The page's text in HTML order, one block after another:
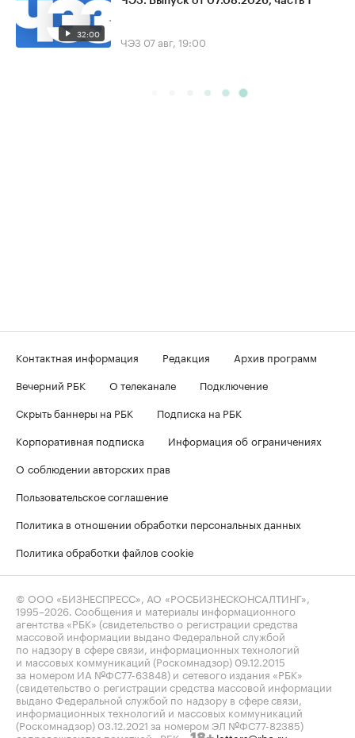
32:00 ЧЭЗ 07 авг, 19:00
Контактная информация Редакция
Архив программ
Вечерний РБК
О телеканале
Подключение
Скрыть баннеры на РБК
Подписка на РБК
Корпоративная подписка
Информация об ограничениях
О соблюдении авторских прав
Пользовательское соглашение
Политика в отношении обработки персональных данных
Политика обработки файлов cookie
© ООО «БИЗНЕСПРЕСС», АО «РОСБИЗНЕСКОНСАЛТИНГ»,
1995–2026 . Сообщения и материалы информационного
агентства «РБК» (свидетельство о регистрации средства
массовой информации выдано Федеральной службой
по надзору в сфере связи, информационных технологий
и массовых коммуникаций (Роскомнадзор) 09.12.2015
за номером ИА №ФС77-63848) и сетевого издания «РБК»
(свидетельство о регистрации средства массовой информации
выдано Федеральной службой по надзору в сфере связи,
информационных технологий и массовых коммуникаций
(Роскомнадзор) 03.12.2021 за номером ЭЛ №ФС77-82385)